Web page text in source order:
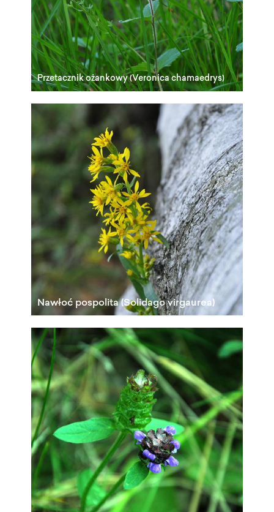
Przetacznik ożankowy (Veronica chamaedrys)
Nawłoć pospolita (Solidago virgaurea)